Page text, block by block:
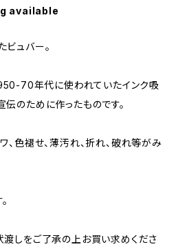
available
ビュバー。
70年代に使われていたインク吸
伝のために作ったものです。
、色褪せ、薄汚れ、折れ、破れ等がみ
渡しをご了承の上お買い求めくださ